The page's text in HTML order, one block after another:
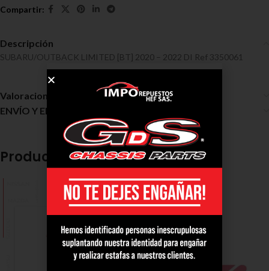
Descripción
SUBARU/OUTBACK LIMITED [BT] 2020 – 2022 DI Ref 3350061
Valoraciones (0)
ENVÍO Y ENTREGA
Productos relacionados